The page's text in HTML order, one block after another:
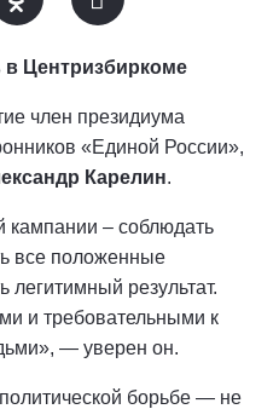
в Центризбиркоме
член президиума
«Единой России»,
Карелин.
кампании – соблюдать
все положенные
легитимный результат.
и требовательными к
— уверен он.
борьбе — не